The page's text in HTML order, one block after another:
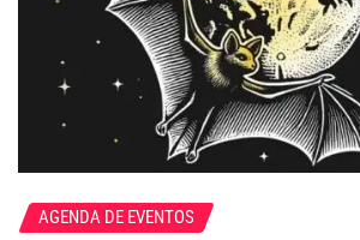
AGENDA DE EVENTOS